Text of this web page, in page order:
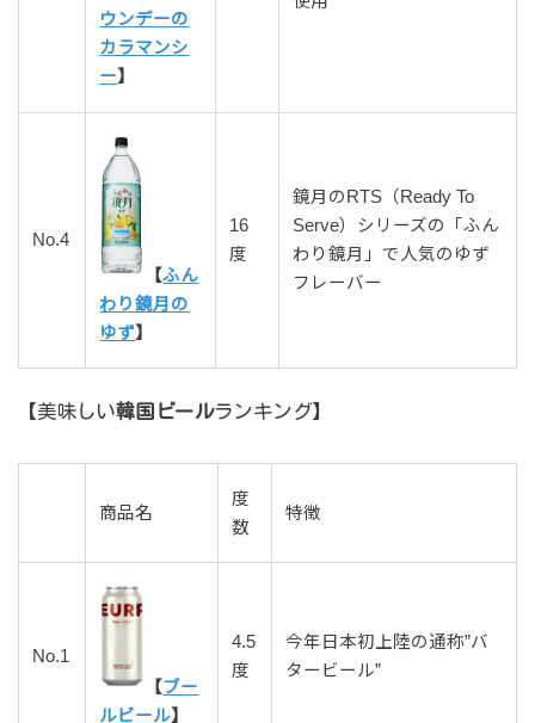
ウンデーの
カラマンシ
ー】
No.4
【ふん
わり鏡月の
ゆず】
16
度
鏡月のRTS（Ready To
Serve）シリーズの「ふん
わり鏡月」で人気のゆず
フレーバー
【美味しい韓国ビールランキング】
商品名
度
数
特徴
No.1
【ブー
ルビール】
4.5
度
今年日本初上陸の通称”バ
タービール”